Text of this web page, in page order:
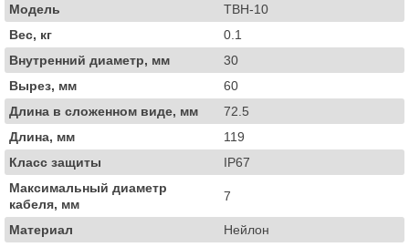
Модель
TBH-10
Вес, кг
0.1
Внутренний диаметр, мм
30
Вырез, мм
60
Длина в сложенном виде, мм
72.5
Длина, мм
119
Класс защиты
IP67
Максимальный диаметр
кабеля, мм
7
Материал
Нейлон